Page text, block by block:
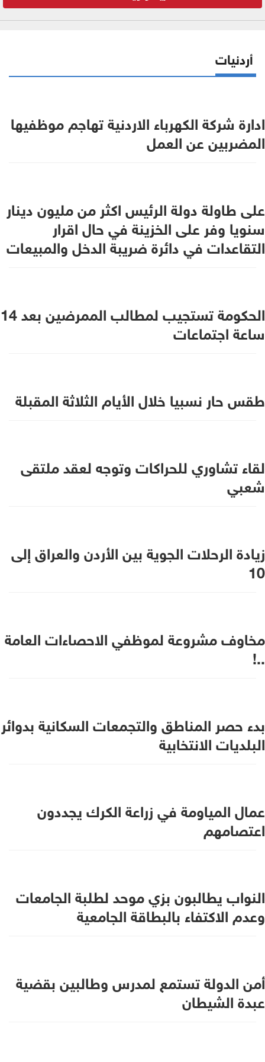
أردنيات
ادارة شركة الكهرباء الاردنية تهاجم موظفيها
المضربين عن العمل
على طاولة دولة الرئيس اكثر من مليون دينار
سنويا وفر على الخزينة في حال اقرار
التقاعدات في دائرة ضريبة الدخل والمبيعات
الحكومة تستجيب لمطالب الممرضين بعد 14
ساعة اجتماعات
طقس حار نسبيا خلال الأيام الثلاثة المقبلة
لقاء تشاوري للحراكات وتوجه لعقد ملتقى
شعبي
زيادة الرحلات الجوية بين الأردن والعراق إلى
10
مخاوف مشروعة لموظفي الاحصاءات العامة
..!
بدء حصر المناطق والتجمعات السكانية بدوائر
البلديات الانتخابية
عمال المياومة في زراعة الكرك يجددون
اعتصامهم
النواب يطالبون بزي موحد لطلبة الجامعات
وعدم الاكتفاء بالبطاقة الجامعية
أمن الدولة تستمع لمدرس وطالبين بقضية
عبدة الشيطان